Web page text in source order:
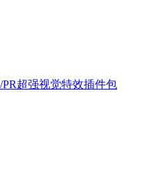
PR超强视觉特效插件包